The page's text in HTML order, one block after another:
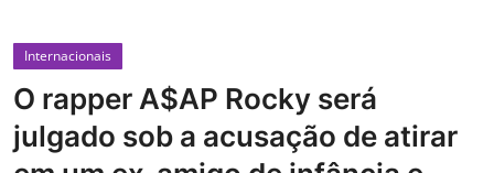
Letras de músicas/Frases
Galeria
Internacionais
O rapper A$AP Rocky será
julgado sob a acusação de atirar